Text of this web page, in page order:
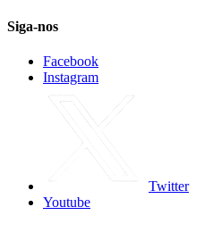
Siga-nos
Facebook
Instagram
Twitter
Youtube